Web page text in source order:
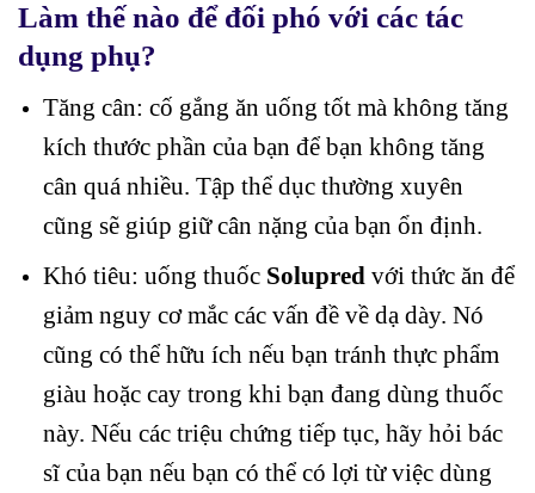
Làm thế nào để đối phó với các tác
dụng phụ?
Tăng cân: cố gắng ăn uống tốt mà không tăng
kích thước phần của bạn để bạn không tăng
cân quá nhiều. Tập thể dục thường xuyên
cũng sẽ giúp giữ cân nặng của bạn ổn định.
Khó tiêu: uống thuốc Solupred với thức ăn để
giảm nguy cơ mắc các vấn đề về dạ dày. Nó
cũng có thể hữu ích nếu bạn tránh thực phẩm
giàu hoặc cay trong khi bạn đang dùng thuốc
này. Nếu các triệu chứng tiếp tục, hãy hỏi bác
sĩ của bạn nếu bạn có thể có lợi từ việc dùng